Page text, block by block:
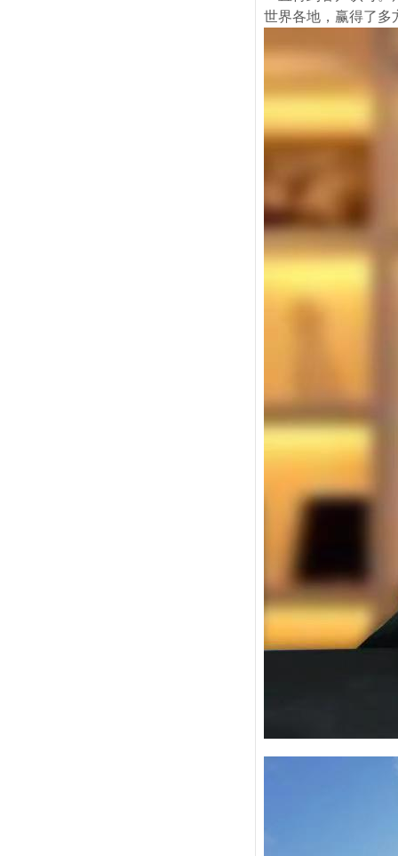
世界各地， 赢得了多